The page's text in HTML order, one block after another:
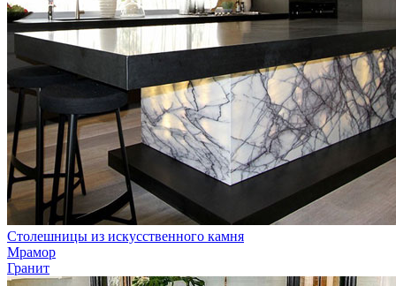
Столешницы из искусственного камня
Мрамор
Гранит